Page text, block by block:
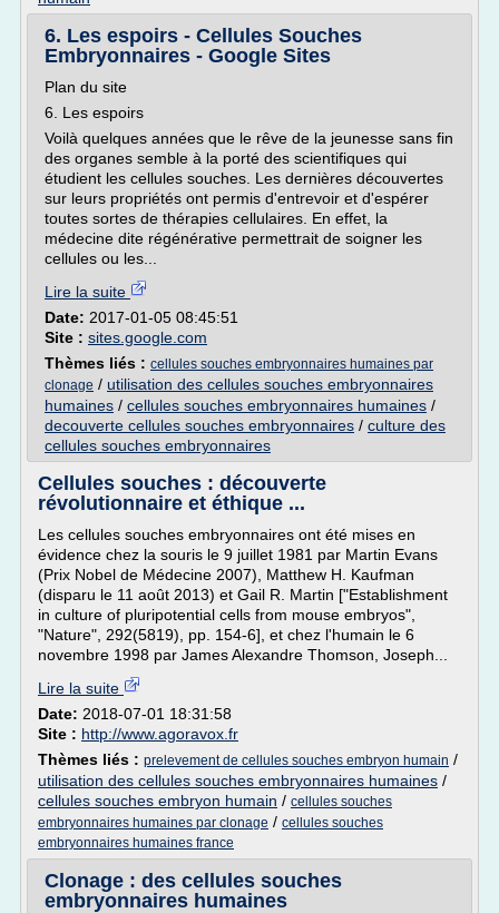
6. Les espoirs - Cellules Souches
Embryonnaires - Google Sites
Plan du site
6. Les espoirs
Voilà quelques années que le rêve de la jeunesse sans fin
des organes semble à la porté des scientifiques qui
étudient les cellules souches. Les dernières découvertes
sur leurs propriétés ont permis d'entrevoir et d'espérer
toutes sortes de thérapies cellulaires. En effet, la
médecine dite régénérative permettrait de soigner les
cellules ou les...
Lire la suite
Date: 2017-01-05 08:45:51
Site : sites.google.com
Thèmes liés : cellules souches embryonnaires humaines par
clonage / utilisation des cellules souches embryonnaires
humaines / cellules souches embryonnaires humaines /
decouverte cellules souches embryonnaires / culture des
cellules souches embryonnaires
Cellules souches : découverte
révolutionnaire et éthique ...
Les cellules souches embryonnaires ont été mises en
évidence chez la souris le 9 juillet 1981 par Martin Evans
(Prix Nobel de Médecine 2007), Matthew H. Kaufman
(disparu le 11 août 2013) et Gail R. Martin ["Establishment
in culture of pluripotential cells from mouse embryos",
"Nature", 292(5819), pp. 154-6], et chez l'humain le 6
novembre 1998 par James Alexandre Thomson, Joseph...
Lire la suite
Date: 2018-07-01 18:31:58
Site : http://www.agoravox.fr
Thèmes liés : prelevement de cellules souches embryon humain /
utilisation des cellules souches embryonnaires humaines /
cellules souches embryon humain / cellules souches
embryonnaires humaines par clonage / cellules souches
embryonnaires humaines france
Clonage : des cellules souches
embryonnaires humaines